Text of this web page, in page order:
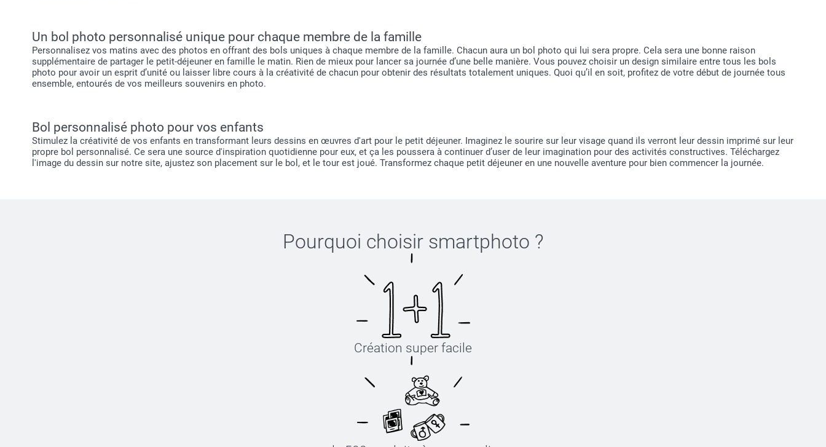
Un bol photo personnalisé unique pour chaque membre de la famille
Personnalisez vos matins avec des photos en offrant des bols uniques à chaque membre de la famille. Chacun aura un bol photo qui lui sera propre. Cela sera une bonne raison
supplémentaire de partager le petit-déjeuner en famille le matin. Rien de mieux pour lancer sa journée d’une belle manière. Vous pouvez choisir un design similaire entre tous les bols
photo pour avoir un esprit d’unité ou laisser libre cours à la créativité de chacun pour obtenir des résultats totalement uniques. Quoi qu’il en soit, profitez de votre début de journée tous
ensemble, entourés de vos meilleurs souvenirs en photo.
Bol personnalisé photo pour vos enfants
Stimulez la créativité de vos enfants en transformant leurs dessins en œuvres d'art pour le petit déjeuner. Imaginez le sourire sur leur visage quand ils verront leur dessin imprimé sur leur
propre bol personnalisé. Ce sera une source d'inspiration quotidienne pour eux, et ça les poussera à continuer d’user de leur imagination pour des activités constructives. Téléchargez
l'image du dessin sur notre site, ajustez son placement sur le bol, et le tour est joué. Transformez chaque petit déjeuner en une nouvelle aventure pour bien commencer la journée.
Pourquoi choisir smartphoto ?
Création super facile